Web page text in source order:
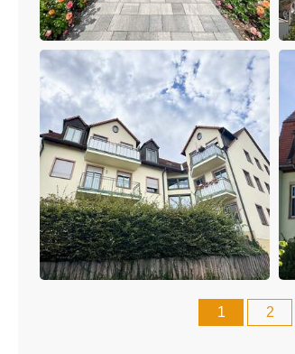
1 2